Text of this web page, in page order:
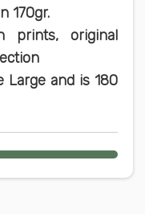
170gr.
prints, original
Large and is 180